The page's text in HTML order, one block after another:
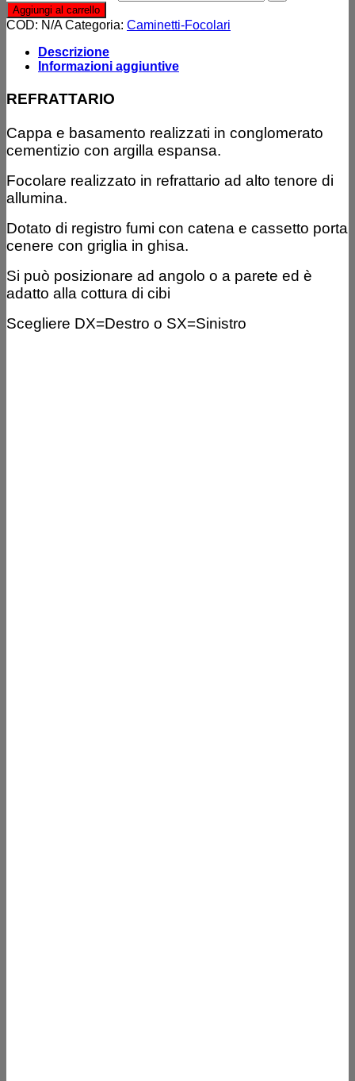
Aggiungi al carrello
COD: N/A Categoria: Caminetti-Focolari
Descrizione
Informazioni aggiuntive
REFRATTARIO
Cappa e basamento realizzati in conglomerato
cementizio con argilla espansa.
Focolare realizzato in refrattario ad alto tenore di
allumina.
Dotato di registro fumi con catena e cassetto porta
cenere con griglia in ghisa.
Si può posizionare ad angolo o a parete ed è
adatto alla cottura di cibi
Scegliere DX=Destro o SX=Sinistro